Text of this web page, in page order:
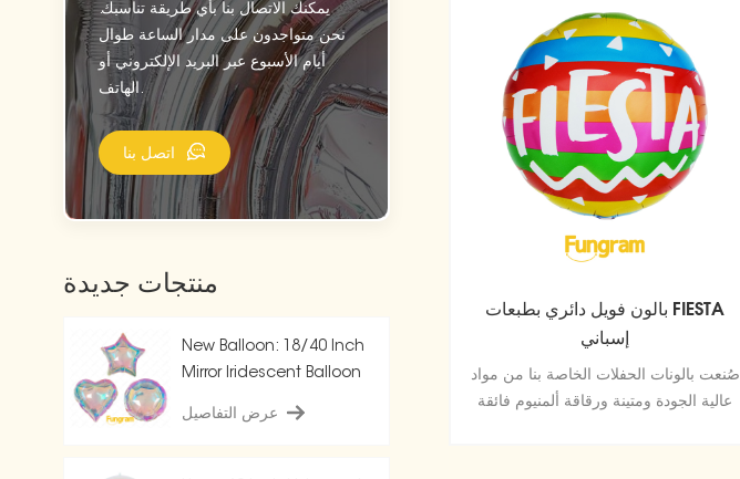
بالون فويل دائري بطبعات FIESTA
إسباني
صُنعت بالونات الحفلات الخاصة بنا من مواد
عالية الجودة ومتينة ورقاقة ألمنيوم فائقة
يمكنك الاتصال بنا بأي طريقة تناسبك.
نحن متواجدون على مدار الساعة طوال
أيام الأسبوع عبر البريد الإلكتروني أو
الهاتف.
اتصل بنا
منتجات جديدة
New Balloon: 18/40 Inch
Mirror Iridescent Balloon
عرض التفاصيل